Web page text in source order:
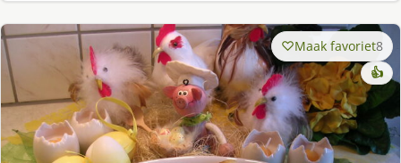
Maak favoriet8
👍